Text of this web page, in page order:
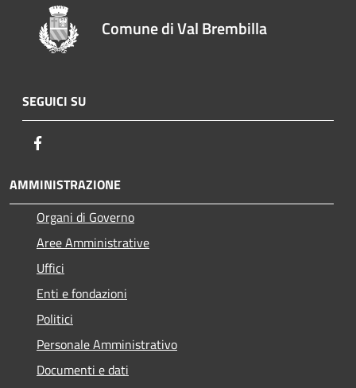
Comune di Val Brembilla
SEGUICI SU
AMMINISTRAZIONE
Organi di Governo
Aree Amministrative
Uffici
Enti e fondazioni
Politici
Personale Amministrativo
Documenti e dati